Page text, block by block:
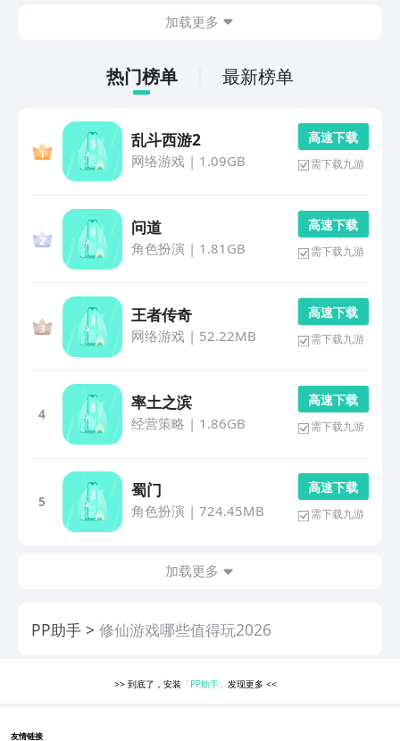
加载更多
热门榜单 最新榜单
乱斗西游2
网络游戏| 1.09GB
高 速 下 载
需下载九游
问道
角色扮演 | 1.81GB
高 速 下 载
需下载九游
王者传奇
网络游戏| 52.22MB
高 速 下 载
需下载九游
4
率土之滨
经营策略 | 1.86GB
高 速 下 载
需下载九游
5
蜀门
角色扮演 | 724.45MB
高 速 下 载
需下载九游
加载更多
PP助手 修仙游戏哪些值得玩2026
>> 到底了，安装 「PP助手」 发现更多<<
友情链接